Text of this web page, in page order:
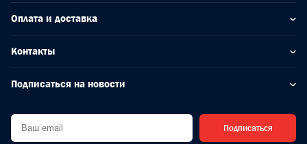
Оплата и доставка
Контакты
Подписаться на новости
Подписаться